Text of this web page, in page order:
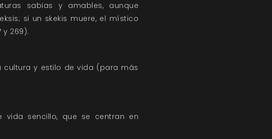
sabias y amables, aunque
si un skekis muere, el místico
269).
cultura y estilo de vida (para más
vida sencillo, que se centran en